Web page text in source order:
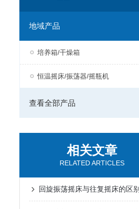
地域产品
培养箱/干燥箱
恒温摇床/振荡器/摇瓶机
查看全部产品
相关文章
RELATED ARTICLES
回旋振荡摇床与往复摇床的区别